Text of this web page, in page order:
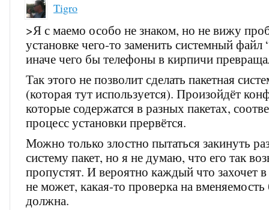
Tigro
>Я с маемо особо не знаком, но не вижу
установке чего-то заменить системный файл
иначе чего бы телефоны в кирпичи
Так этого не позволит сделать пакетная
(которая тут используется). Произойдёт
которые содержатся в разных пакетах,
процесс установки прервётся.
Можно только злостно пытаться закинуть
систему пакет, но я не думаю, что его так
пропустят. И вероятно каждый что захочет в
не может, какая-то проверка на
должна.